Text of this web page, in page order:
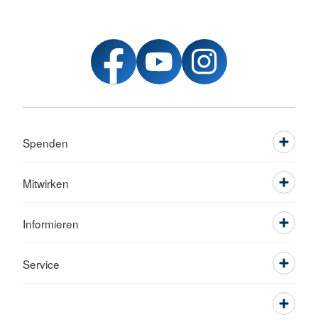
Spenden
Mitwirken
Informieren
Service